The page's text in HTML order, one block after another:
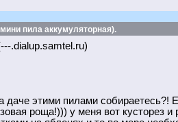
пила аккумуляторная).
.dialup.samtel.ru)
даче этими пилами собираетесь?!
роща!))) у меня вот кусторез и